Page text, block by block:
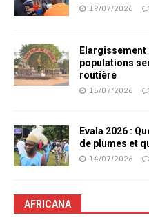
19/07/2026
Elargissement
populations
routière
15/07/2026
Evala 2026 :
de plumes et
14/07/2026
AFRICANA